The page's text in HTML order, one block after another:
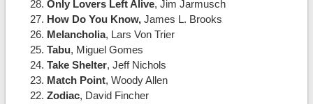
28. Only Lovers Left Alive, Jim Jarmusch
27. How Do You Know,James L. Brooks
26. Melancholia, Lars Von Trier
25. Tabu, Miguel Gomes
24. Take Shelter, Jeff Nichols
23. Match Point, Woody Allen
22. Zodiac, David Fincher